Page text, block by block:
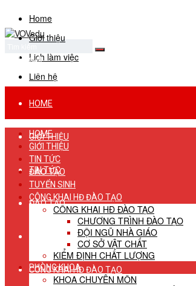
Home
Giới thiệu
Lịch làm việc
Liên hệ
No Result
View All Result
HOME
GIỚI THIỆU
TIN TỨC
ĐÀO TẠO
TUYỂN SINH
CÔNG KHAI HĐ ĐÀO TẠO
HOME
GIỚI THIỆU
TIN TỨC
ĐÀO TẠO
TUYỂN SINH
CÔNG KHAI HĐ ĐÀO TẠO
CÔNG KHAI HĐ ĐÀO TẠO
CHƯƠNG TRÌNH ĐÀO TẠO
ĐỘI NGŨ NHÀ GIÁO
CƠ SỞ VẬT CHẤT
KIỂM ĐỊNH CHẤT LƯỢNG
PHÒNG KHOA
KHOA CHUYÊN MÔN